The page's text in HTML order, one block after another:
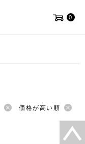
0
価格が高い順